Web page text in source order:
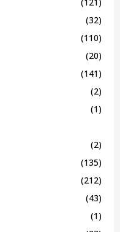
(32)
(110)
(20)
(141)
(2)
(1)
(2)
(135)
(212)
(43)
(1)